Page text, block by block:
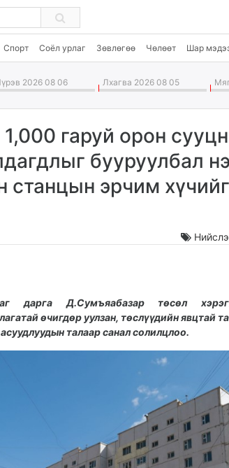
Спорт Соёл урлаг Зөвлөгөө Чөлөөт Шар
2026 08 06 Лхагва 2026 08 05
гаруй орон
бууруулбал
станцын эрчим хүчийг
дарга Д.Сумъяабазар төсөл
өчигдөр уулзан, төслүүдийн явцтай
талаар санал солилцлоо.